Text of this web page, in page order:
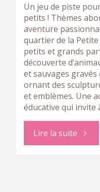
Un jeu de piste
petits ! Thèmes
aventure
quartier de la Petite
petits et grands
découverte
et sauvages gravés
ornant des
et emblèmes. Une
éducative qui invite
Lire la suite "Les